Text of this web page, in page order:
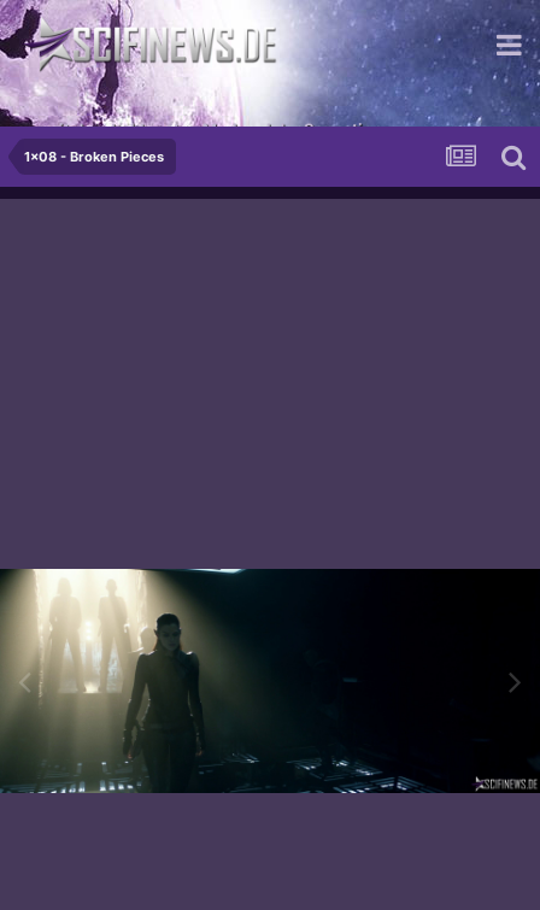
...mit dem bekloppten Merkmal der Sensation
1x08 - Broken Pieces